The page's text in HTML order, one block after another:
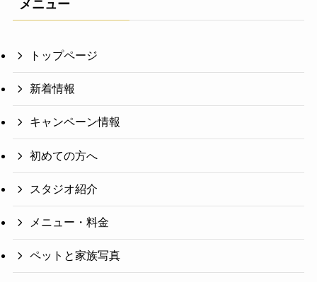
メニュー
トップページ
新着情報
キャンペーン情報
初めての方へ
スタジオ紹介
メニュー・料金
ペットと家族写真